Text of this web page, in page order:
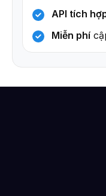
API tích
Miễn phí